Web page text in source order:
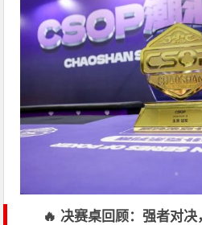
🔥 决赛桌回顾：强者对决